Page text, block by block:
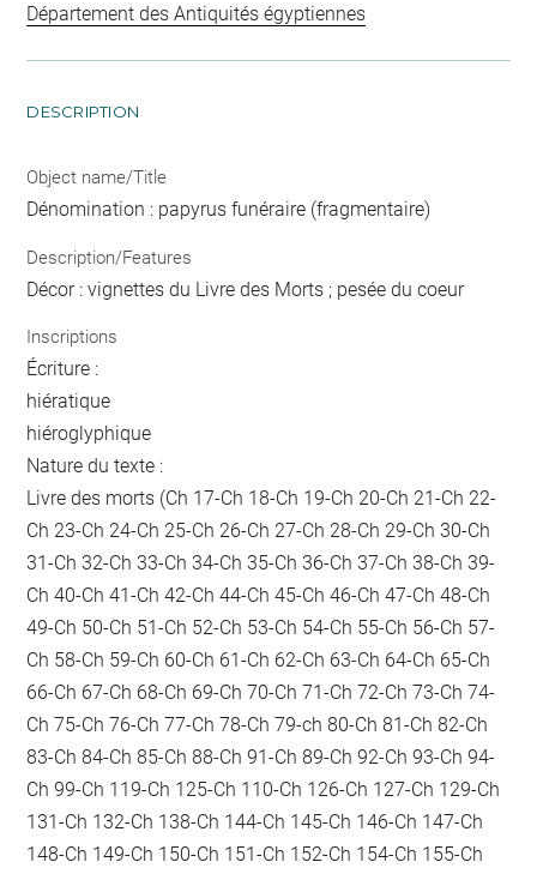
Département des Antiquités égyptiennes
DESCRIPTION
Object name/Title
Dénomination : papyrus funéraire (fragmentaire)
Description/Features
Décor : vignettes du Livre des Morts ; pesée du coeur
Inscriptions
Écriture :
hiératique
hiéroglyphique
Nature du texte :
Livre des morts (Ch 17-Ch 18-Ch 19-Ch 20-Ch 21-Ch 22-
Ch 23-Ch 24-Ch 25-Ch 26-Ch 27-Ch 28-Ch 29-Ch 30-Ch
31-Ch 32-Ch 33-Ch 34-Ch 35-Ch 36-Ch 37-Ch 38-Ch 39-
Ch 40-Ch 41-Ch 42-Ch 44-Ch 45-Ch 46-Ch 47-Ch 48-Ch
49-Ch 50-Ch 51-Ch 52-Ch 53-Ch 54-Ch 55-Ch 56-Ch 57-
Ch 58-Ch 59-Ch 60-Ch 61-Ch 62-Ch 63-Ch 64-Ch 65-Ch
66-Ch 67-Ch 68-Ch 69-Ch 70-Ch 71-Ch 72-Ch 73-Ch 74-
Ch 75-Ch 76-Ch 77-Ch 78-Ch 79-ch 80-Ch 81-Ch 82-Ch
83-Ch 84-Ch 85-Ch 88-Ch 91-Ch 89-Ch 92-Ch 93-Ch 94-
Ch 99-Ch 119-Ch 125-Ch 110-Ch 126-Ch 127-Ch 129-Ch
131-Ch 132-Ch 138-Ch 144-Ch 145-Ch 146-Ch 147-Ch
148-Ch 149-Ch 150-Ch 151-Ch 152-Ch 154-Ch 155-Ch